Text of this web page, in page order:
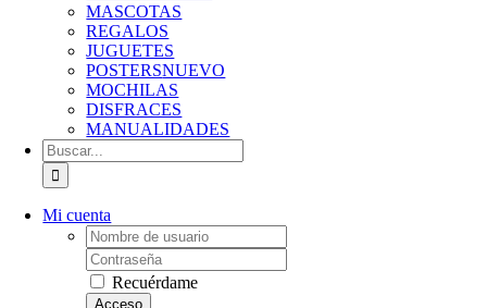
MASCOTAS
REGALOS
JUGUETES
POSTERSNUEVO
MOCHILAS
DISFRACES
MANUALIDADES
Buscar:
Mi cuenta
Username:
Password:
Recuérdame